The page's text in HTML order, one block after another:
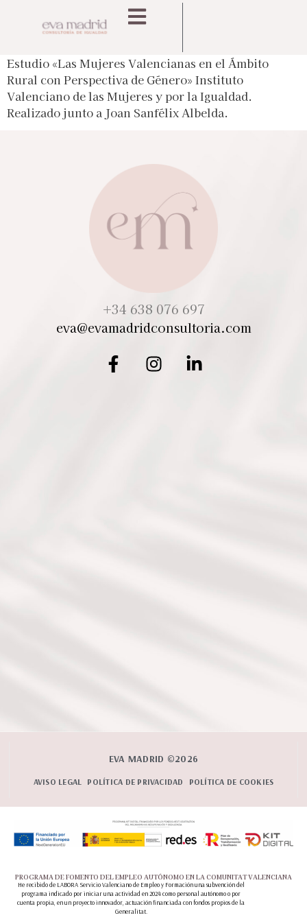
Estudio «Las Mujeres Valencianas en el Ámbito
Rural con Perspectiva de Género» Instituto
Valenciano de las Mujeres y por la Igualdad.
Realizado junto a Joan Sanfélix Albelda.
+34 638 076 697
eva@evamadridconsultoria.com
EVA MADRID ©2026
AVISO LEGAL POLÍTICA DE PRIVACIDAD POLÍTICA DE COOKIES
PROGRAMA DE FOMENTO DEL EMPLEO AUTÓNOMO EN LA COMUNITAT VALENCIANA
He recibido de LABORA Servicio Valenciano de Empleo y Formación una subvención del
programa indicado por iniciar una actividad en 2024 como personal autónomo o por
cuenta propia, en un proyecto innovador, actuación financiada con fondos propios de la
Generalitat.